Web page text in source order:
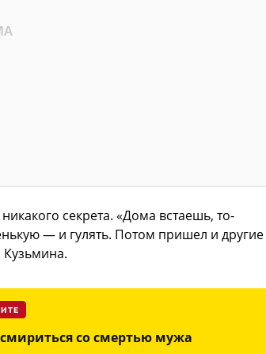
секрета. «Дома встаешь, то-
— и гулять. Потом пришел и другие
со смертью мужа